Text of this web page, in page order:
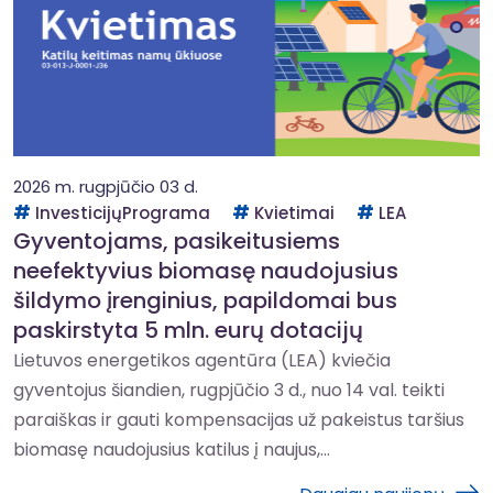
2026 m. rugpjūčio 03 d.
InvesticijųPrograma
Kvietimai LEA
Gyventojams, pasikeitusiems
neefektyvius biomasę naudojusius
šildymo įrenginius, papildomai bus
paskirstyta 5 mln. eurų dotacijų
Lietuvos energetikos agentūra (LEA) kviečia
gyventojus šiandien, rugpjūčio 3 d., nuo 14 val. teikti
paraiškas ir gauti kompensacijas už pakeistus taršius
biomasę naudojusius katilus į naujus,...